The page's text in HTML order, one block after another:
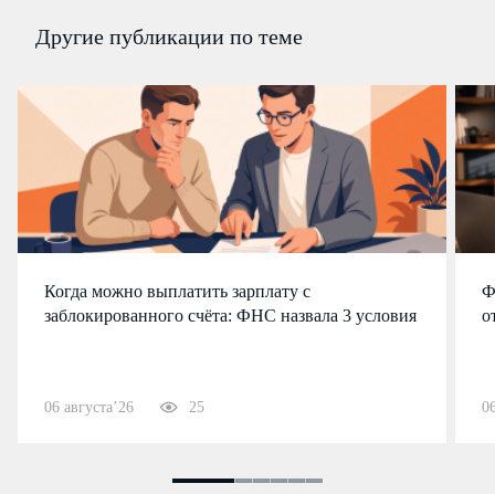
Другие публикации по теме
Когда можно выплатить зарплату с
заблокированного счёта: ФНС назвала 3 условия
06 августа’26 25